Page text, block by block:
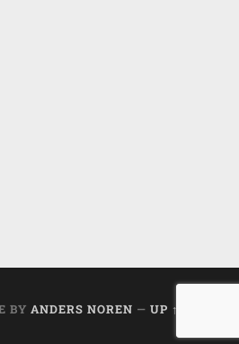
BY ANDERS NOREN — UP ↑